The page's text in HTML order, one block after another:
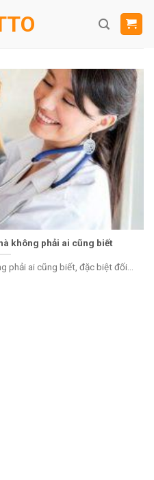
không phải ai cũng biết
phải ai cũng biết, đặc biệt đối...